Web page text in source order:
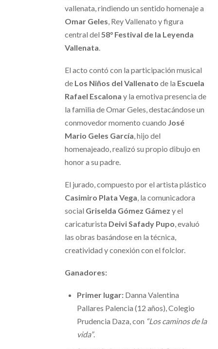
vallenata, rindiendo un sentido homenaje a
Omar Geles , Rey Vallenato y figura
central del 58° Festival de la Leyenda
Vallenata
El acto contó con la participación musical
de Los Niños del Vallenato de la Escuela
Rafael Escalona y la emotiva presencia de
la familia de Omar Geles, destacándose un
conmovedor momento cuando José
Mario Geles García , hijo del
homenajeado, realizó su propio dibujo en
honor a su padre.
El jurado, compuesto por el artista plástico
Casimiro Plata Vega, la comunicadora
social Griselda Gómez Gámez y el
caricaturista Deivi Safady Pupo, evaluó
las obras basándose en la técnica,
creatividad y conexión con el folclor.
Ganadores:
Primer lugar: Danna Valentina
Pallares Palencia (12 años), Colegio
Prudencia Daza, con “Los caminos de la
vida”.